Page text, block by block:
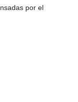
por el